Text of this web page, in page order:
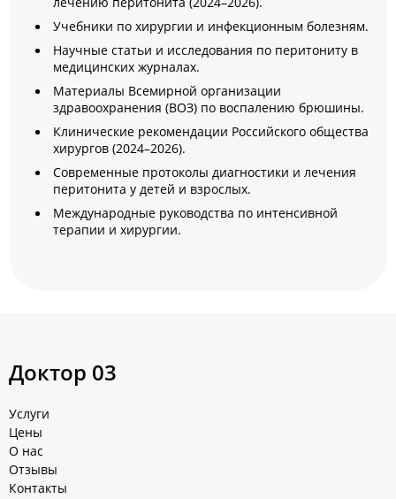
Учебники по хирургии и инфекционным болезням.
Научные статьи и исследования по перитониту в
медицинских журналах.
Материалы Всемирной организации
здравоохранения (ВОЗ) по воспалению брюшины.
Клинические рекомендации Российского общества
хирургов (2024–2026).
Современные протоколы диагностики и лечения
перитонита у детей и взрослых.
Международные руководства по интенсивной
терапии и хирургии.
Доктор 03
Услуги
Цены
О нас
Отзывы
Контакты